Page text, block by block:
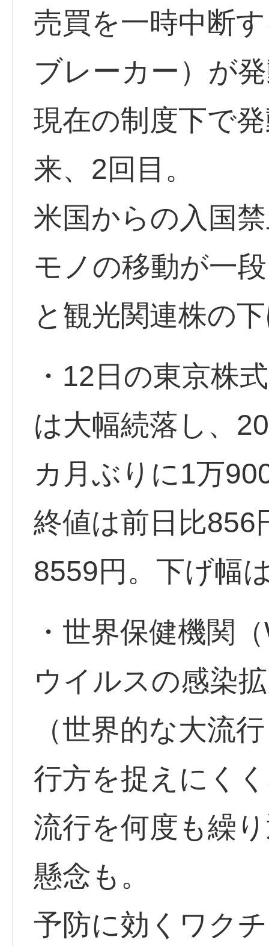
売買を一時中断
ブレーカー）が
現在の制度下で
来、2回目。
米国からの入国
モノの移動が一
と観光関連株の
・12日の東京株
は大幅続落し、
カ月ぶりに1万
終値は前日比856
8559円。下げ幅
・世界保健機関
ウイルスの感染
（世界的な大流
行方を捉えにく
流行を何度も繰
懸念も。
予防に効くワク